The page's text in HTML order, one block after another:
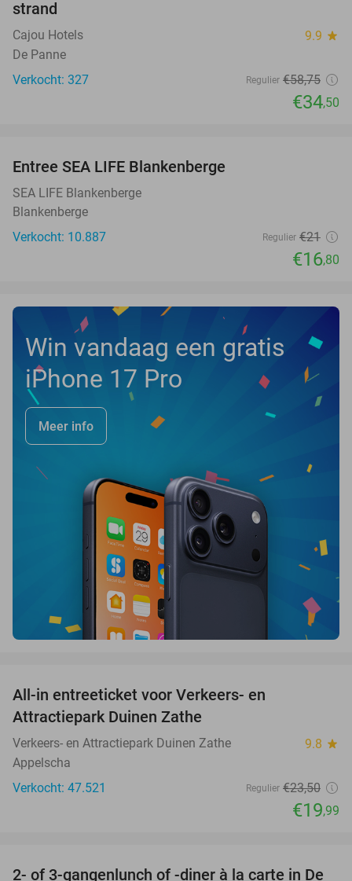
strand
Cajou Hotels 9.9 star
De Panne
Verkocht: 327
Regulier €58,75
€34,50
Entree SEA LIFE Blankenberge
SEA LIFE Blankenberge
Blankenberge
Verkocht: 10.887
Regulier €21
€16,80
Win vandaag een gratis
iPhone 17 Pro
Meer info
All-in entreeticket voor Verkeers- en
Attractiepark Duinen Zathe
Verkeers- en Attractiepark Duinen Zathe 9.8 star
Appelscha
Verkocht: 47.521
Regulier €23,50
€19,99
2- of 3-gangenlunch of -diner à la carte in De